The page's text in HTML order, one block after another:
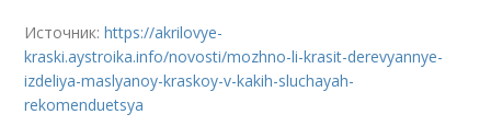
Источник:https://akrilovye-
kraski.aystroika.info/novosti/mozhno-li-krasit-derevyannye-
izdeliya-maslyanoy-kraskoy-v-kakih-sluchayah-
rekomenduetsya